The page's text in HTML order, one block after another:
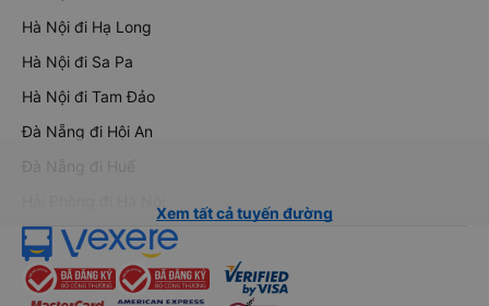
Hà Nội đi Hạ Long
Hà Nội đi Sa Pa
Hà Nội đi Tam Đảo
Đà Nẵng đi Hội An
Đà Nẵng đi Huế
Xem tất cả tuyến đường